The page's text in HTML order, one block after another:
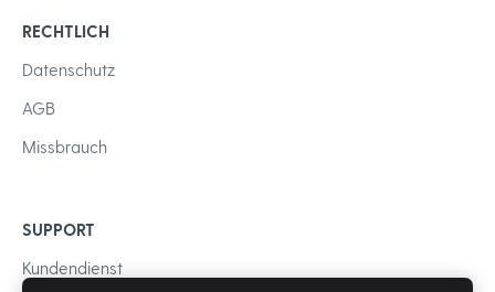
RECHTLICH
Datenschutz
AGB
Missbrauch
SUPPORT
Kundendienst